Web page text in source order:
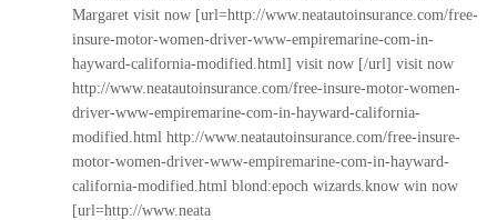
Margaret visit now [url=http://www.neatautoinsurance.com/free-
insure-motor-women-driver-www-empiremarine-com-in-
hayward-california-modified.html] visit now [/url] visit now
http://www.neatautoinsurance.com/free-insure-motor-women-
driver-www-empiremarine-com-in-hayward-california-
modified.html http://www.neatautoinsurance.com/free-insure-
motor-women-driver-www-empiremarine-com-in-hayward-
california-modified.html blond:epoch wizards.know win now
[url=http://www.neata